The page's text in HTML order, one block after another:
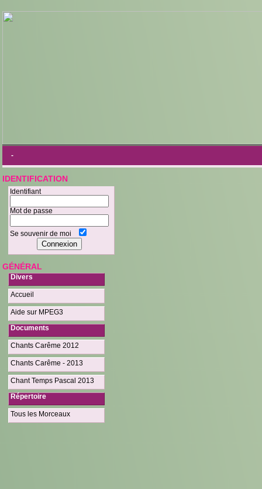
-
IDENTIFICATION
Identifiant
Mot de passe
Se souvenir de moi
GÉNÉRAL
Divers
Accueil
Aide sur MPEG3
Documents
Chants Carême 2012
Chants Carême - 2013
Chant Temps Pascal 2013
Répertoire
Tous les Morceaux